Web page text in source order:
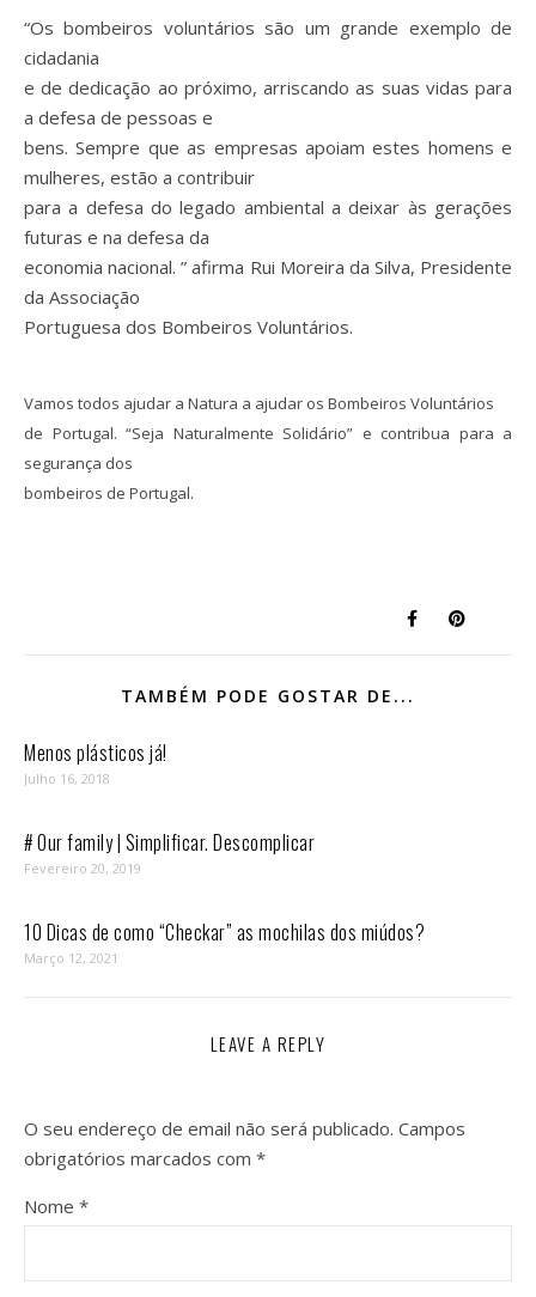
“Os bombeiros voluntários são um grande exemplo de
cidadania
e de dedicação ao próximo, arriscando as suas vidas para
a defesa de pessoas e
bens. Sempre que as empresas apoiam estes homens e
mulheres, estão a contribuir
para a defesa do legado ambiental a deixar às gerações
futuras e na defesa da
economia nacional. ” afirma Rui Moreira da Silva, Presidente
da Associação
Portuguesa dos Bombeiros Voluntários.
Vamos todos ajudar a Natura a ajudar os Bombeiros Voluntários
de Portugal. “Seja Naturalmente Solidário” e contribua para a
segurança dos
bombeiros de Portugal.
TAMBÉM PODE GOSTAR DE...
Menos plásticos já!
Julho 16, 2018
# Our family | Simplificar. Descomplicar
Fevereiro 20, 2019
10 Dicas de como “Checkar” as mochilas dos miúdos?
Março 12, 2021
LEAVE A REPLY
O seu endereço de email não será publicado. Campos
obrigatórios marcados com *
Nome *